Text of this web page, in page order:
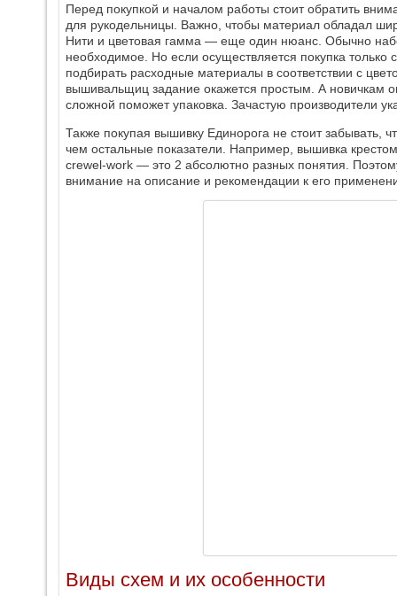
Перед покупкой и началом работы стоит обратить
для рукодельницы. Важно, чтобы материал обладал
Нити и цветовая гамма — еще один нюанс. Обычно
необходимое. Но если осуществляется покупка только
подбирать расходные материалы в соответствии с
вышивальщиц задание окажется простым. А новичкам
сложной поможет упаковка. Зачастую производители
Также покупая вышивку Единорога не стоит забывать,
чем остальные показатели. Например, вышивка
crewel-work — это 2 абсолютно разных понятия.
внимание на описание и рекомендации к его
Виды схем и их особенности